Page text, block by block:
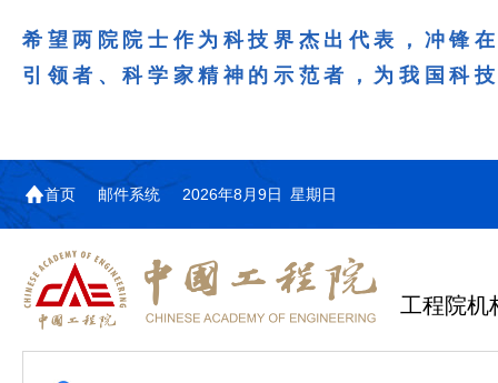
希望两院院士作为科技界杰出代表，冲锋
引领者、科学家精神的示范者，为我国科
首页 邮件系统 2026年8月9日 星期日
工程院机